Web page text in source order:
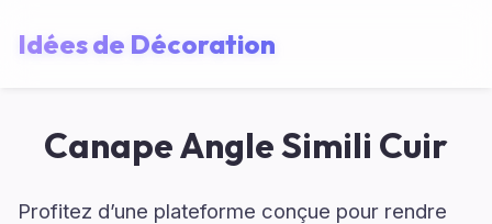
Idées de Décoration
Canape Angle Simili Cuir
Profitez d’une plateforme conçue pour rendre